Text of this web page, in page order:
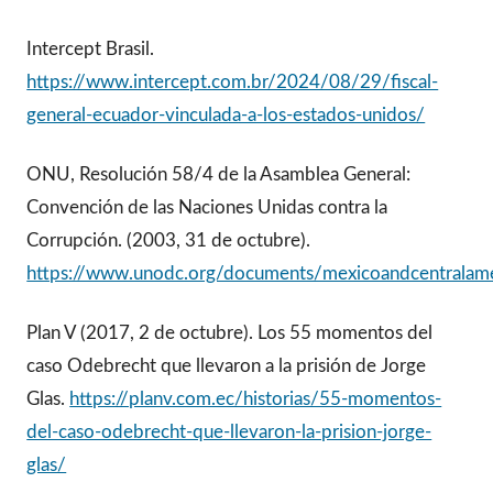
Intercept Brasil.
https://www.intercept.com.br/2024/08/29/fiscal-
general-ecuador-vinculada-a-los-estados-unidos/
ONU, Resolución 58/4 de la Asamblea General:
Convención de las Naciones Unidas contra la
Corrupción. (2003, 31 de octubre).
https://www.unodc.org/documents/
Plan V (2017, 2 de octubre). Los 55 momentos del
caso Odebrecht que llevaron a la prisión de Jorge
Glas. https://planv.com.ec/historias/55-momentos-
del-caso-odebrecht-que-llevaron-la-prision-jorge-
glas/